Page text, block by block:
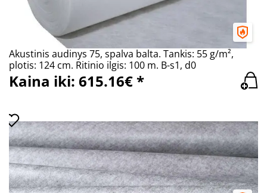
Akustinis audinys 75, spalva balta. Tankis: 55 g/m²,
plotis: 124 cm. Ritinio ilgis: 100 m. B-s1, d0
Kaina iki: 615.16€ *